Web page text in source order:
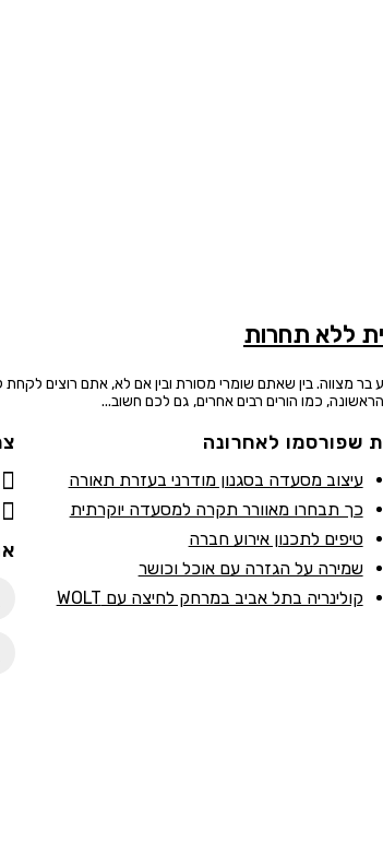
ללא תחרות
בר מצווה. בין שאתם שומרי מסורת ובין אם לא, אתם רוצים
כמו הורים רבים אחרים, גם לכם חשוב...
שפורסמו לאחרונה
עיצוב מסעדה בסגנון מודרני בעזרת תאורה
כך תבחרו מאוורר תקרה למסעדה יוקרתית
טיפים לתכנון אירוע חברה
שמירה על הגזרה עם אוכל וכושר
קולינריה בתל אביב במרחק לחיצה עם WOLT